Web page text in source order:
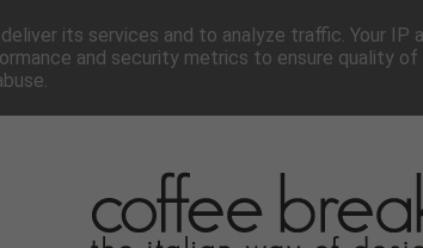
CHI SIAMO▼ PAGINE▼
its services and to analyze traffic. Your IP
and security metrics to ensure quality